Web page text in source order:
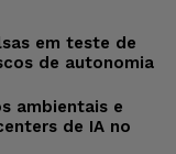
em teste de
de autonomia
ambientais e
de IA no